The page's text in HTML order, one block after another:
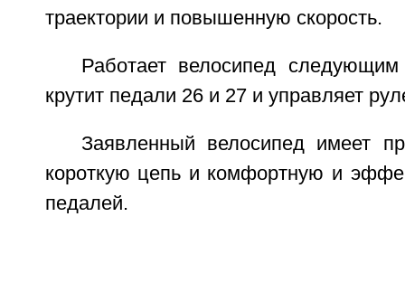
траектории и повышенную скорость.
Работает велосипед
крутит педали 26 и 27 и управляет
Заявленный велосипед имеет
короткую цепь и комфортную и
педалей.